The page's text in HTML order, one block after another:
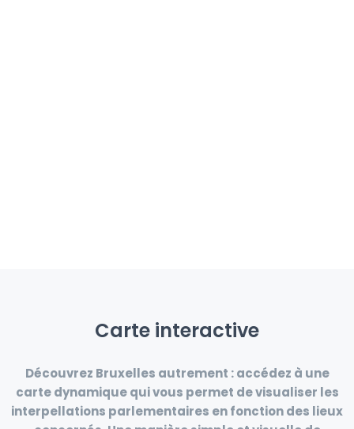
Carte interactive
Découvrez Bruxelles autrement :accédez à une
carte dynamique qui vous permet de visualiser les
interpellations parlementaires en fonction des lieux